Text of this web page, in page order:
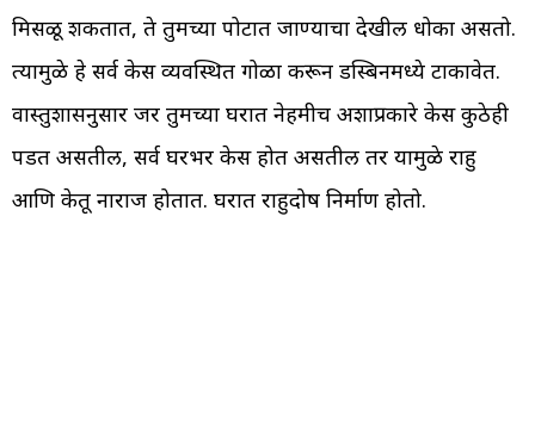
मिसळू शकतात, ते तुमच्या पोटात जाण्याचा देखील धोका असतो.
त्यामुळे हे सर्व केस व्यवस्थित गोळा करून डस्बिनमध्ये टाकावेत.
वास्तुशास्त्रानुसार जर तुमच्या घरात नेहमीच अशाप्रकारे केस कुठेही
पडत असतील, सर्व घरभर केस होत असतील तर यामुळे राहु
आणि केतू नाराज होतात. घरात राहुदोष निर्माण होतो.